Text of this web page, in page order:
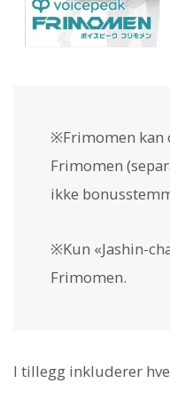
※Frimomen kan
Frimomen
ikke
※Kun «Jashin-
Frimomen.
I tillegg inkluderer